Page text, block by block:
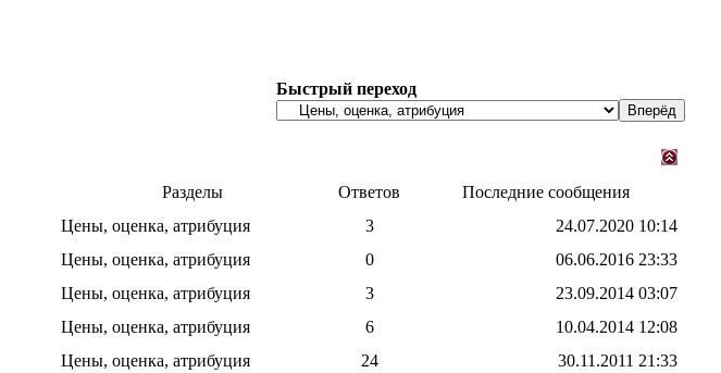
Быстрый переход
Разделы Ответов
Последние сообщения
Цены, оценка, атрибуция 3 24.07.2020 10:14
Цены, оценка, атрибуция 0 06.06.2016 23:33
Цены, оценка, атрибуция 3 23.09.2014 03:07
Цены, оценка, атрибуция 6 10.04.2014 12:08
Цены, оценка, атрибуция 24 30.11.2011 21:33